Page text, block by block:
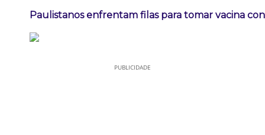
Paulistanos enfrentam filas para tomar vacina
PUBLICIDADE